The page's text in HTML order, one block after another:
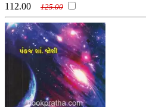
112.00 125.00